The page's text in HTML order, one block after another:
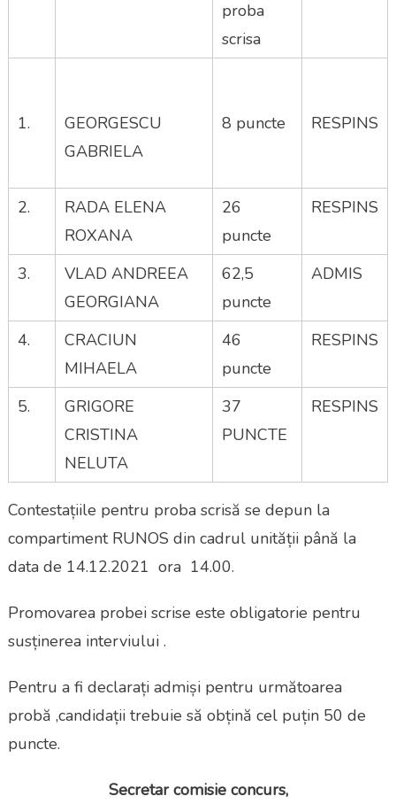
In
Boli
Cronice
proba
scrisa
1.
GEORGESCU
GABRIELA
8 puncte RESPINS
2.
RADA ELENA
ROXANA
26
puncte
RESPINS
3.
VLAD ANDREEA
GEORGIANA
62,5
puncte
ADMIS
4.
CRACIUN
MIHAELA
46
puncte
RESPINS
5.
GRIGORE
CRISTINA
NELUTA
37
PUNCTE
RESPINS
Contestațiile pentru proba scrisă se depun la
compartiment RUNOS din cadrul unității până la
data de 14.12.2021 ora 14.00.
Promovarea probei scrise este obligatorie pentru
susținerea interviului .
Pentru a fi declarați admiși pentru următoarea
probă ,candidații trebuie să obțină cel puțin 50 de
puncte.
Secretar comisie concurs,